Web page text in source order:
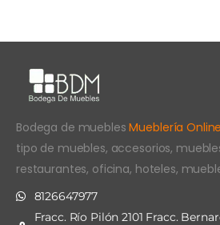
Bodega de mueblesMueblería Online
tipo de muebles, accesorios,
restaurantes, oficina, hoteles,
8126647977
Fracc. Río Pilón 2101 Fracc.